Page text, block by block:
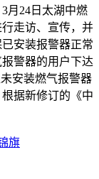
月24日太湖中燃
走访、宣传，并
安装报警器正常
警器的用户下达
安装燃气报警器
据新修订的《中
旗